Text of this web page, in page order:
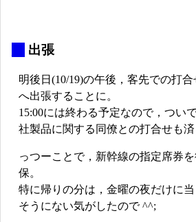
出張
明後日(10/19)の午後，客先での打
へ出張することに。
15:00には終わる予定なので，つい
社製品に関する同僚との打合せも済
っつーことで，新幹線の指定席券
保。
特に帰りの分は，金曜の夜だけに
そうにない気がしたので ^^;